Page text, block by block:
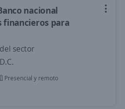
nacional
financieros para
sector
Presencial y remoto